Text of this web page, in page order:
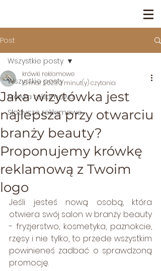
Post
Wszystkie posty
Krówka reklamowa
Słodycze reklamowe
Wszystkie posty
Jaka wizytówka jest
najlepsza przy otwarciu
branży beauty?
Proponujemy krówkę
reklamową z Twoim
logo
krówki reklamowe
15 mar 20232 minut(y) czytania
Jeśli jesteś nową osobą, która
otwiera swój salon w branży beauty
- fryzjerstwo, kosmetyka, paznokcie,
rzęsy i nie tylko, to przede wszystkim
powinieneś zadbać o sprawdzoną
promocję.